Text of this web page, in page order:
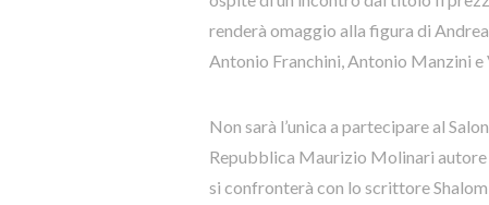
renderà omaggio alla figura di
Antonio Franchini, Antonio Manzini e
Non sarà l’unica a partecipare al
Repubblica Maurizio Molinari autore
si confronterà con lo scrittore